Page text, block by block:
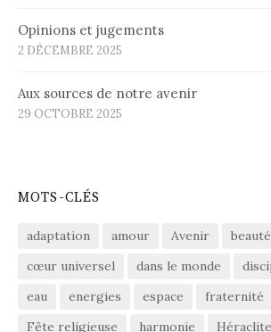
Opinions et jugements
2 DÉCEMBRE 2025
Aux sources de notre avenir
29 OCTOBRE 2025
MOTS-CLÉS
adaptation amour Avenir beauté
cœur universel
dans le monde
eau
energies espace
fraternité
Fête religieuse
harmonie Héraclite